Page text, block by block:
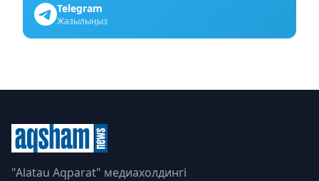
Telegram
Жазылыңыз
"Alatau Aqparat" медиахолдингі